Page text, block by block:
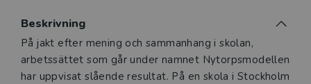
Beskrivning
Beskrivning
På jakt efter mening och sammanhang i skolan,
arbetssättet som går under namnet Nytorpsmodellen
har uppvisat slående resultat. På en skola i Stockholm